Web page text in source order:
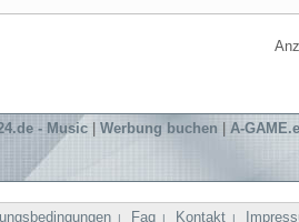
- Music Werbung buchen A-
| Faq | Kontakt |